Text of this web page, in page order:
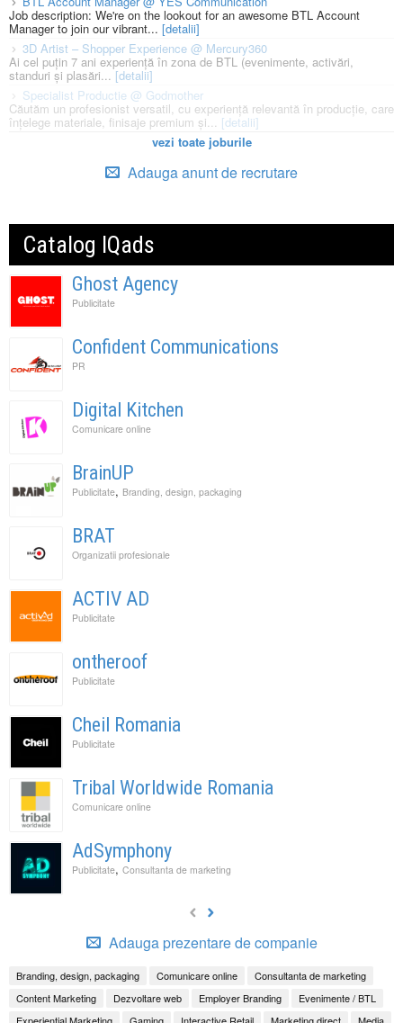
Job description: We're on the lookout for an awesome BTL Account
Manager to join our vibrant... [detalii]
3D Artist – Shopper Experience @ Mercury360
Ai cel puțin 7 ani experiență în zona de BTL (evenimente, activări,
standuri și plasări...[detalii]
Specialist Productie @ Godmother
Căutăm un profesionist versatil, cu experiență relevantă în producție, care
înțelege materiale, finisaje premium și... [detalii]
vezi toate joburile
Adauga anunt de recrutare
Catalog IQads
Ghost Agency
Publicitate
Confident Communications
PR
Digital Kitchen
Comunicare online
BrainUP
Publicitate, Branding, design, packaging
BRAT
Organizatii profesionale
ACTIV AD
Publicitate
ontheroof
Publicitate
Cheil Romania
Publicitate
Tribal Worldwide Romania
Comunicare online
AdSymphony
Publicitate, Consultanta de marketing
Adauga prezentare de companie
Branding, design, packaging Comunicare online
Consultanta de marketing
Content Marketing
Dezvoltare web Employer Branding
Evenimente / BTL